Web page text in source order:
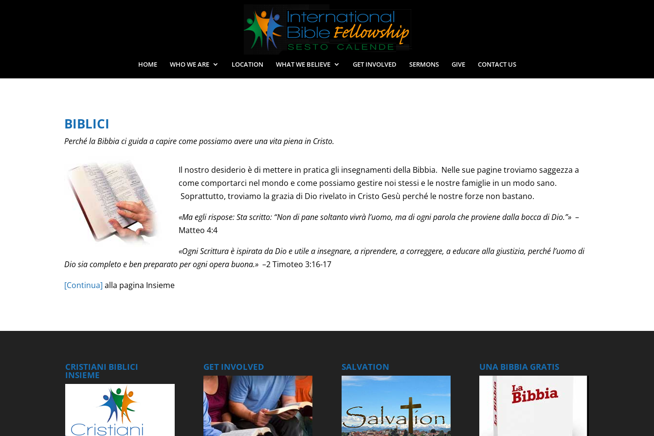
HOME WHO WE ARE LOCATION WHAT WE BELIEVE GET INVOLVED SERMONS GIVE CONTACT US
BIBLICI
Perché la Bibbia ci guida a capire come possiamo avere una vita piena in Cristo.
Il nostro desiderio è di mettere in pratica gli insegnamenti della Bibbia. Nelle sue pagine troviamo saggezza a
come comportarci nel mondo e come possiamo gestire noi stessi e le nostre famiglie in un modo sano.
Soprattutto, troviamo la grazia di Dio rivelato in Cristo Gesù perché le nostre forze non bastano.
«Ma egli rispose: Sta scritto: “Non di pane soltanto vivrà l’uomo, ma di ogni parola che proviene dalla bocca di Dio.”» –
Matteo 4:4
«Ogni Scrittura è ispirata da Dio e utile a insegnare, a riprendere, a correggere, a educare alla giustizia, perché l’uomo di
Dio sia completo e ben preparato per ogni opera buona.» –2 Timoteo 3:16-17
[Continua] alla pagina Insieme
CRISTIANI BIBLICI
INSIEME
GET INVOLVED SALVATION UNA BIBBIA GRATIS